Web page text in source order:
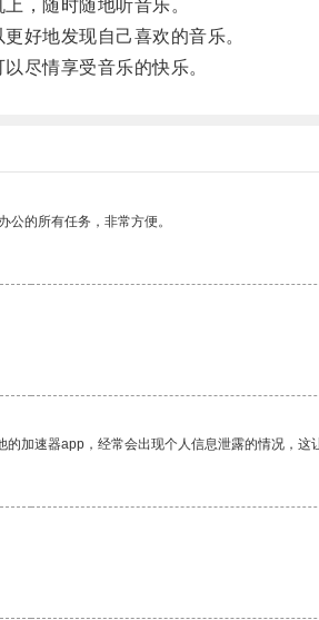
，随时随地听音乐。
好地发现自己喜欢的音乐。
尽情享受音乐的快乐。
的所有任务，非常方便。
加速器app，经常会出现个人信息泄露的情况，这